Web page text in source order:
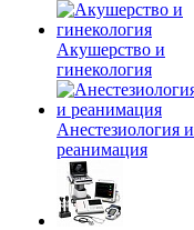
Акушерство и
гинекология
Анестезиология и
реанимация